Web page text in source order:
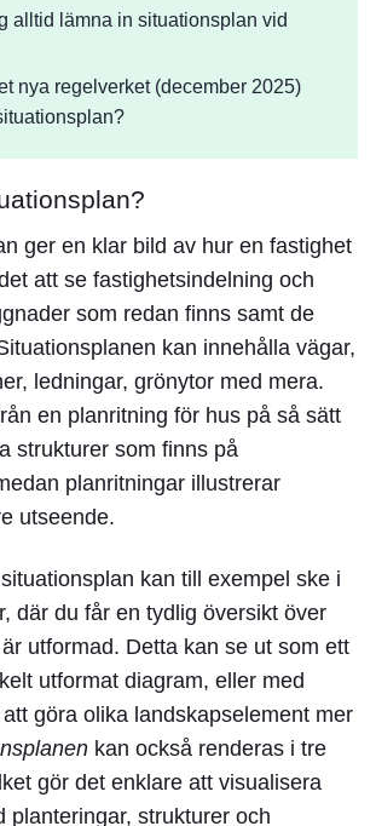
alltid lämna in situationsplan vid
nya regelverket (december 2025)
ger en klar bild av hur en fastighet
att se fastighetsindelning och
som redan finns samt de
kan innehålla vägar,
ledningar, grönytor med mera.
en planritning för hus på så sätt
strukturer som finns på
planritningar illustrerar
utseende.
kan till exempel ske i
där du får en tydlig översikt över
utformad. Detta kan se ut som ett
utformat diagram, eller med
göra olika landskapselement mer
kan också renderas i tre
gör det enklare att visualisera
planteringar, strukturer och